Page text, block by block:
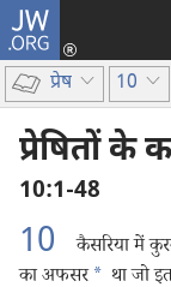
JW.ORG
प्रेष 10
प्रेषितों के
10:1-48
10
कैसरिया में
का अफसर * था जो